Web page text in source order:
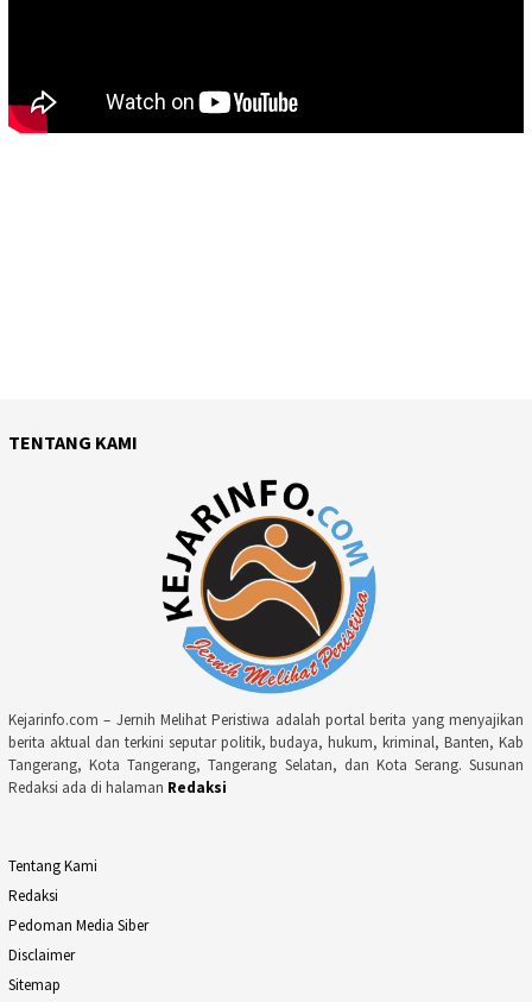
TENTANG KAMI
Kejarinfo.com – Jernih Melihat Peristiwa adalah portal berita yang menyajikan
berita aktual dan terkini seputar politik, budaya, hukum, kriminal, Banten, Kab
Tangerang, Kota Tangerang, Tangerang Selatan, dan Kota Serang. Susunan
Redaksi ada di halaman Redaksi
Tentang Kami
Redaksi
Pedoman Media Siber
Disclaimer
Sitemap